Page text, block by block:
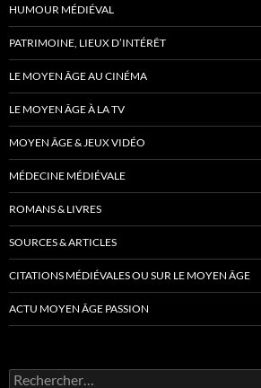
HUMOUR MÉDIÉVAL
PATRIMOINE, LIEUX D’INTÉRÊT
LE MOYEN ÂGE AU CINÉMA
LE MOYEN ÂGE À LA TV
MOYEN ÂGE & JEUX VIDÉO
MÉDECINE MÉDIÉVALE
ROMANS & LIVRES
SOURCES & ARTICLES
CITATIONS MÉDIÉVALES OU SUR LE MOYEN ÂGE
ACTU MOYEN ÂGE PASSION
Rechercher :